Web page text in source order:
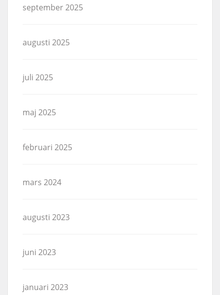
september 2025
augusti 2025
juli 2025
maj 2025
februari 2025
mars 2024
augusti 2023
juni 2023
januari 2023